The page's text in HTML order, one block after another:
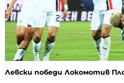
Левски победи Локомотив